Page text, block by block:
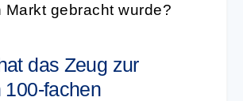
Markt gebracht wurde?
das Zeug zur
100-fachen